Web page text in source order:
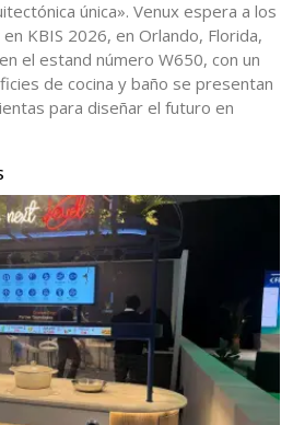
única». Venux espera a los
KBIS 2026, en Orlando, Florida,
el estand número W650, con un
de cocina y baño se presentan
para diseñar el futuro en